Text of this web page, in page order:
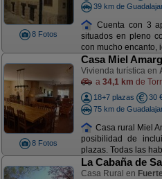
8 Fotos
39 km de
Cuenta con 3
situados en pleno
con mucho encanto,
8 Fotos
Casa Miel
Vivienda turística en
a 34,1 km de
18+7 plazas
30
75 km de
Casa rural Miel
posibilidad de
plazas. Todas las
La Cabaña de
Casa Rural en